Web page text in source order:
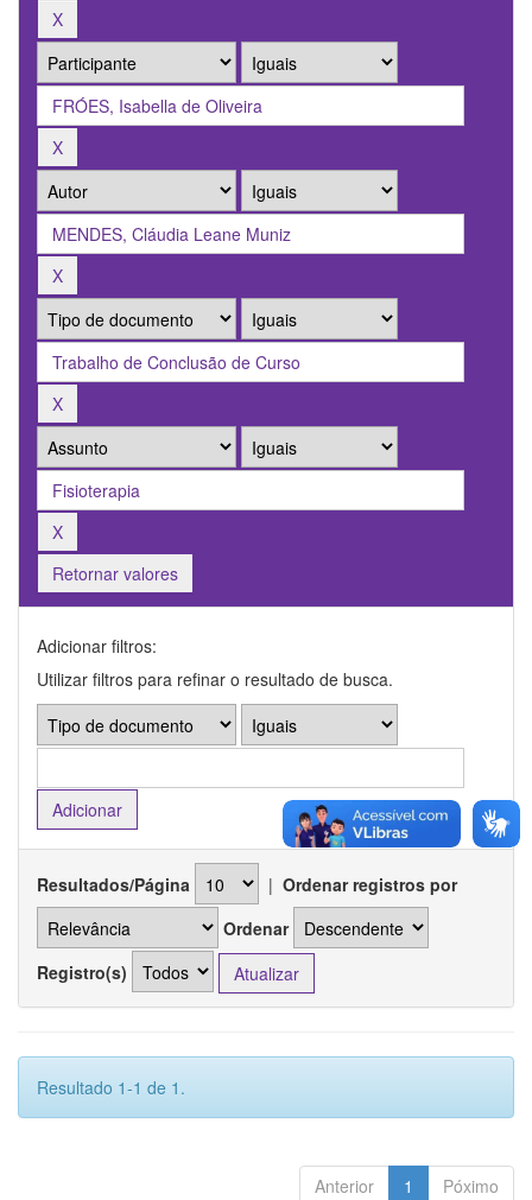
Retornar valores
Adicionar filtros:
Utilizar filtros para refinar o resultado de busca.
Resultados/Página | Ordenar registros por
Ordenar
Registro(s)
Resultado 1-1 de 1.
Anterior 1 Póximo